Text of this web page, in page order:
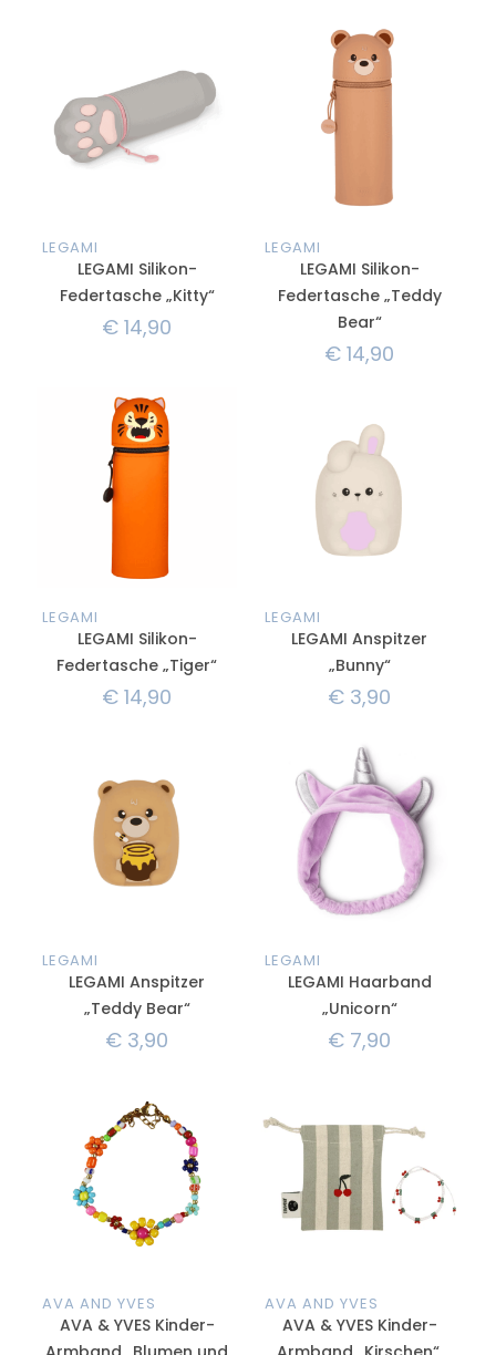
LEGAMI
LEGAMI Silikon-
Federtasche „Kitty“
€ 14,90
LEGAMI
LEGAMI Silikon-
Federtasche „Teddy
Bear“
€ 14,90
LEGAMI
LEGAMI Silikon-
Federtasche „Tiger“
€ 14,90
LEGAMI
LEGAMI Anspitzer
„Bunny“
€ 3,90
LEGAMI
LEGAMI Anspitzer
„Teddy Bear“
€ 3,90
LEGAMI
LEGAMI Haarband
„Unicorn“
€ 7,90
AVA AND YVES
AVA & YVES Kinder-
AVA AND YVES
AVA & YVES Kinder-